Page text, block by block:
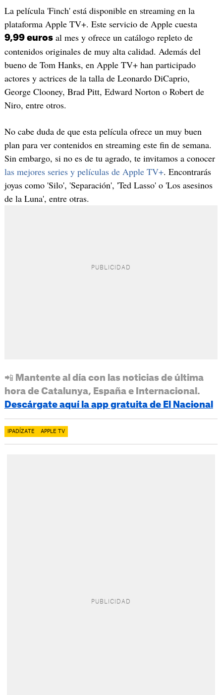
La película 'Finch' está disponible en streaming en la
plataforma Apple TV+. Este servicio de Apple cuesta
9,99 eurosal mes y ofrece un catálogo repleto de
contenidos originales de muy alta calidad. Además del
bueno de Tom Hanks, en Apple TV+ han participado
actores y actrices de la talla de Leonardo DiCaprio,
George Clooney, Brad Pitt, Edward Norton o Robert de
Niro, entre otros.
No cabe duda de que esta película ofrece un muy buen
plan para ver contenidos en streaming este fin de semana.
Sin embargo, si no es de tu agrado, te invitamos a conocer
las mejores series y películas de Apple TV+. Encontrarás
joyas como 'Silo', 'Separación', 'Ted Lasso' o 'Los asesinos
de la Luna', entre otras.
📲 Mantente al día con las noticias de última
hora de Catalunya, España e Internacional.
Descárgate aquí la app gratuita de El Nacional
IPADÍZATE APPLE TV